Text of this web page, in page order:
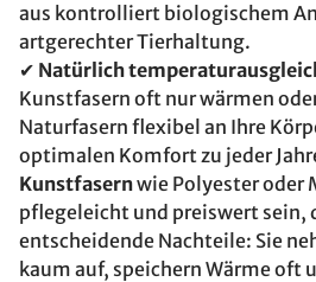
aus kontrolliert biologischem
artgerechter Tierhaltung.
✔ Natürlich
Kunstfasern oft nur wärmen
Naturfasern flexibel an Ihre
optimalen Komfort zu jeder
Kunstfasernwie Polyester oder
pflegeleicht und preiswert sein,
entscheidende Nachteile: Sie
kaum auf, speichern Wärme oft